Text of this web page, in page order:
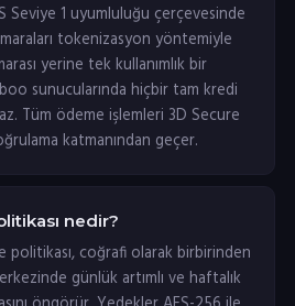
Seviye 1 uyumluluğu çerçevesinde
tokenizasyon yöntemiyle
yerine tek kullanımlık bir
sunucularında hiçbir tam kredi
Tüm ödeme işlemleri 3D Secure
katmanından geçer.
nedir?
coğrafi olarak birbirinden
günlük artımlı ve haftalık